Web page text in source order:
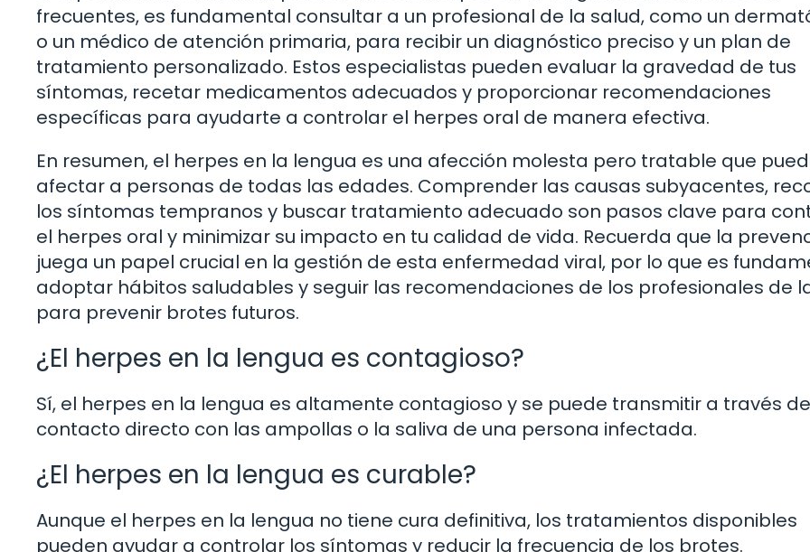
frecuentes, es fundamental consultar a un profesional de la salud, como un
o un médico de atención primaria, para recibir un diagnóstico preciso y un plan de
tratamiento personalizado. Estos especialistas pueden evaluar la gravedad de tus
síntomas, recetar medicamentos adecuados y proporcionar recomendaciones
específicas para ayudarte a controlar el herpes oral de manera efectiva.
En resumen, el herpes en la lengua es una afección molesta pero tratable que
afectar a personas de todas las edades. Comprender las causas subyacentes,
los síntomas tempranos y buscar tratamiento adecuado son pasos clave para
el herpes oral y minimizar su impacto en tu calidad de vida. Recuerda que la
juega un papel crucial en la gestión de esta enfermedad viral, por lo que es
adoptar hábitos saludables y seguir las recomendaciones de los profesionales de
para prevenir brotes futuros.
¿El herpes en la lengua es contagioso?
Sí, el herpes en la lengua es altamente contagioso y se puede transmitir a través
contacto directo con las ampollas o la saliva de una persona infectada.
¿El herpes en la lengua es curable?
Aunque el herpes en la lengua no tiene cura definitiva, los tratamientos disponibles
pueden ayudar a controlar los síntomas y reducir la frecuencia de los brotes.